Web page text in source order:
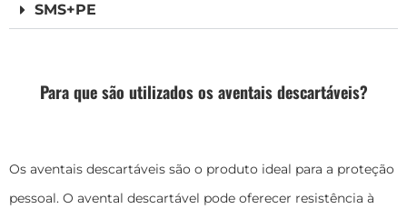
SMS+PE
Para que são utilizados os aventais descartáveis?
Os aventais descartáveis são o produto ideal para a proteção
pessoal. O avental descartável pode oferecer resistência à